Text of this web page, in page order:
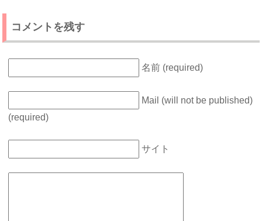
コメントを残す
名前 (required)
Mail (will not be published)
(required)
サイト